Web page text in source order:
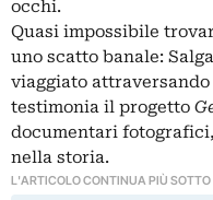
occhi.
Quasi impossibile
uno scatto banale:
viaggiato
testimonia il progetto
documentari
nella storia.
L'ARTICOLO CONTINUA PIÙ SOTTO